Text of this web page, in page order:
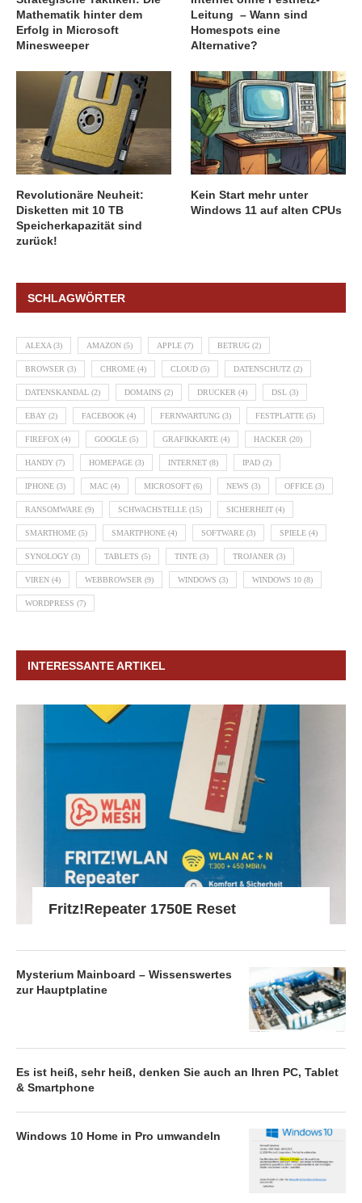
Mathematik hinter dem
Erfolg in Microsoft
Minesweeper
Leitung – Wann sind
Homespots eine
Alternative?
Revolutionäre Neuheit:
Disketten mit 10 TB
Speicherkapazität sind
zurück!
Kein Start mehr unter
Windows 11 auf alten CPUs
SCHLAGWÖRTER
ALEXA (3) AMAZON (5) APPLE (7) BETRUG (2)
BROWSER (3) CHROME (4) CLOUD (5) DATENSCHUTZ (2)
DATENSKANDAL (2) DOMAINS (2) DRUCKER (4) DSL (3)
EBAY (2) FACEBOOK (4) FERNWARTUNG (3) FESTPLATTE (5)
FIREFOX (4) GOOGLE (5) GRAFIKKARTE (4) HACKER (20)
HANDY (7) HOMEPAGE (3) INTERNET (8) IPAD (2)
IPHONE (3) MAC (4) MICROSOFT (6) NEWS (3) OFFICE (3)
RANSOMWARE (9) SCHWACHSTELLE (15) SICHERHEIT (4)
SMARTHOME (5) SMARTPHONE (4) SOFTWARE (3) SPIELE (4)
SYNOLOGY (3) TABLETS (5) TINTE (3) TROJANER (3)
VIREN (4) WEBBROWSER (9) WINDOWS (3) WINDOWS 10 (8)
WORDPRESS (7)
INTERESSANTE ARTIKEL
Fritz!Repeater 1750E Reset
Mysterium Mainboard – Wissenswertes
zur Hauptplatine
Es ist heiß, sehr heiß, denken Sie auch an Ihren PC, Tablet
& Smartphone
Windows 10 Home in Pro umwandeln